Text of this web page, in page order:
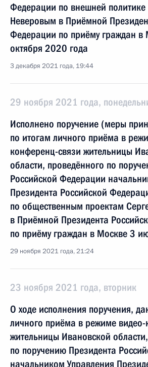
Федерации по внешней
Неверовым в Приёмной
Федерации по приёму граждан в
октября 2020 года
3 декабря 2021 года, 19:44
29 ноября 2021 года,
Исполнено поручение (меры
по итогам личного приёма в
конференц-связи жительницы
области, проведённого по
Российской Федерации
Президента Российской
по общественным проектам
в Приёмной Президента
по приёму граждан в Москве 3
29 ноября 2021 года, 21:24
23 ноября 2021 года, вторник
О ходе исполнения поручения,
личного приёма в режиме
жительницы Ивановской
по поручению Президента
начальником Управления